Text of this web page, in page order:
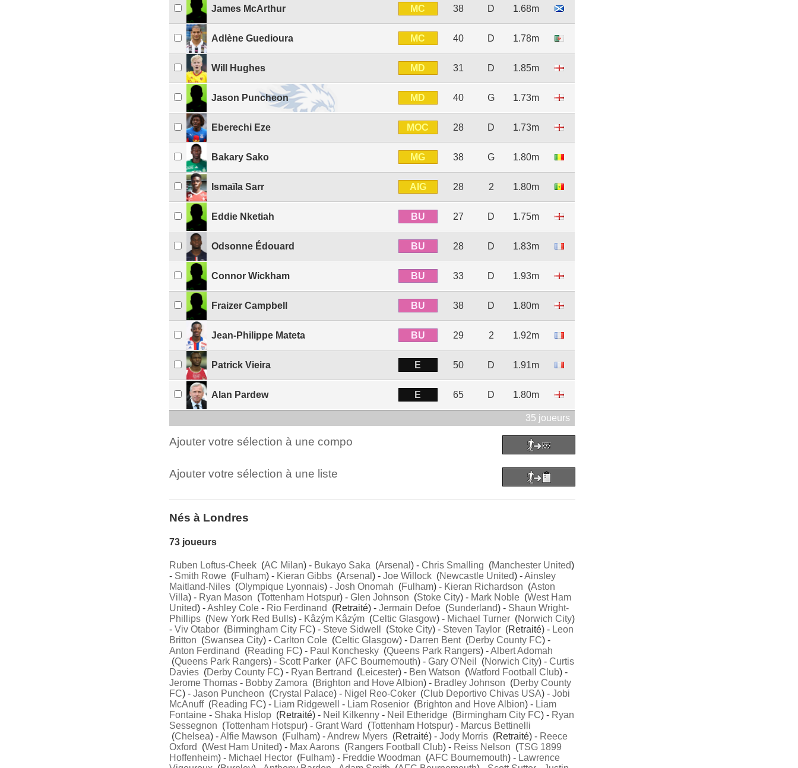
James McArthur MC 38 D 1.68m
Adlène Guedioura MC 40 D 1.78m
Will Hughes MD 31 D 1.85m
Jason Puncheon MD 40 G 1.73m
Eberechi Eze MOC 28 D 1.73m
Bakary Sako MG 38 G 1.80m
Ismaïla Sarr AIG 28 2 1.80m
Eddie Nketiah BU 27 D 1.75m
Odsonne Édouard BU 28 D 1.83m
Connor Wickham BU 33 D 1.93m
Fraizer Campbell BU 38 D 1.80m
Jean-Philippe Mateta BU 29 2 1.92m
Patrick Vieira E 50 D 1.91m
Alan Pardew E 65 D 1.80m
35 joueurs
Ajouter votre sélection à une compo
Ajouter votre sélection à une liste
Nés à Londres
73 joueurs
Ruben Loftus-Cheek(AC Milan) - Bukayo Saka (Arsenal ) - Chris Smalling (Manchester United)
- Smith Rowe(Fulham) - Kieran Gibbs(Arsenal ) - Joe Willock(Newcastle United) -Ainsley
Maitland-Niles(Olympique Lyonnais) - Josh Onomah (Fulham) - Kieran Richardson (Aston
Villa) - Ryan Mason (Tottenham Hotspur) - Glen Johnson (Stoke City) - Mark Noble(West Ham
United) -Ashley Cole- Rio Ferdinand (Retraité) - Jermain Defoe(Sunderland) - Shaun Wright-
Phillips(New York Red Bulls) - Kâzým Kâzým(Celtic Glasgow) - Michael Turner(Norwich City)
- Viv Otabor(Birmingham City FC) - Steve Sidwell (Stoke City) - Steven Taylor(Retraité) - Leon
Britton (Swansea City) - Carlton Cole(Celtic Glasgow) - Darren Bent(Derby County FC) -
Anton Ferdinand
(Reading FC) - Paul Konchesky(Queens Park Rangers) -Albert Adomah
(Queens Park Rangers) - Scott Parker(AFC Bournemouth) - Gary O'Neil (Norwich City) - Curtis
Davies(Derby County FC) - Ryan Bertrand (Leicester) - Ben Watson (Watford Football Club) -
Jerome Thomas- Bobby Zamora (Brighton and Hove Albion) - Bradley Johnson (Derby County
FC) - Jason Puncheon (Crystal Palace) - Nigel Reo-Coker(Club Deportivo Chivas USA) - Jobi
McAnuff(Reading FC) - Liam Ridgewell - Liam Rosenior(Brighton and Hove Albion) - Liam
Fontaine- Shaka Hislop(Retraité) - Neil Kilkenny- Neil Etheridge(Birmingham City FC) - Ryan
Sessegnon (Tottenham Hotspur) - Grant Ward (Tottenham Hotspur) - Marcus Bettinelli
(Chelsea) -Alfie Mawson (Fulham) -Andrew Myers(Retraité) - Jody Morris(Retraité) - Reece
Oxford
(West Ham United) - Max Aarons(Rangers Football Club) - Reiss Nelson (TSG 1899
Hoffenheim) - Michael Hector(Fulham) - Freddie Woodman (AFC Bournemouth) - Lawrence